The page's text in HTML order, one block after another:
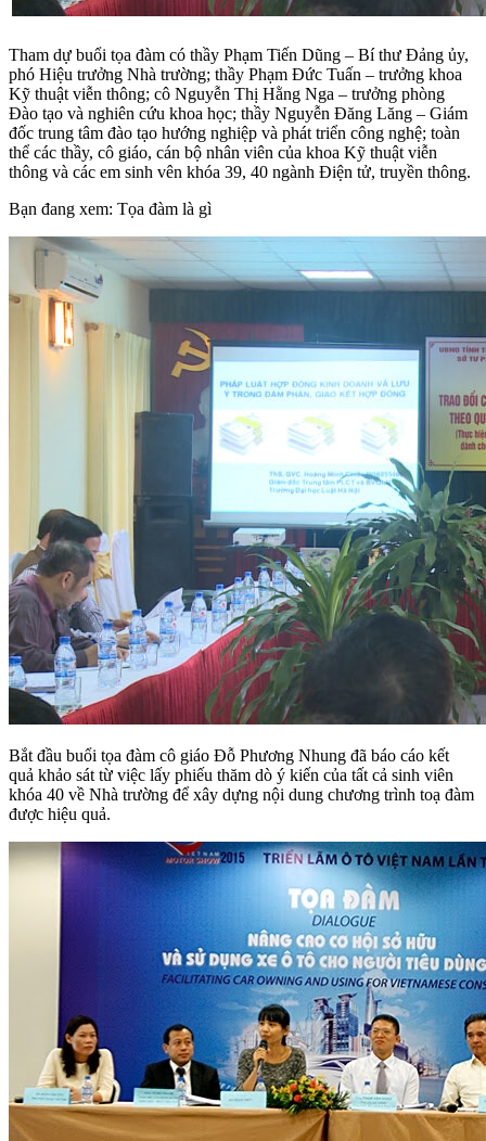
Tham dự buổi tọa đàm có thầy Phạm Tiến Dũng – Bí thư Đảng ủy,
phó Hiệu trưởng Nhà trường; thầy Phạm Đức Tuấn – trưởng khoa
Kỹ thuật viễn thông; cô Nguyễn Thị Hằng Nga – trưởng phòng
Đào tạo và nghiên cứu khoa học; thầy Nguyễn Đăng Lăng – Giám
đốc trung tâm đào tạo hướng nghiệp và phát triển công nghệ; toàn
thể các thầy, cô giáo, cán bộ nhân viên của khoa Kỹ thuật viễn
thông và các em sinh vên khóa 39, 40 ngành Điện tử, truyền thông.
Bạn đang xem: Tọa đàm là gì
Bắt đầu buổi tọa đàm cô giáo Đỗ Phương Nhung đã báo cáo kết
quả khảo sát từ việc lấy phiếu thăm dò ý kiến của tất cả sinh viên
khóa 40 về Nhà trường để xây dựng nội dung chương trình toạ đàm
được hiệu quả.